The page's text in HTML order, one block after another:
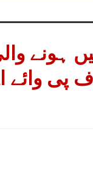
ہونے
وائے